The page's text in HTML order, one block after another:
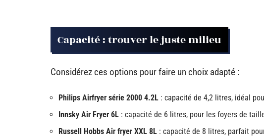
Capacité : trouver le juste milieu
Considérez ces options pour faire un choix adapté :
Philips Airfryer série 2000 4.2L : capacité de 4,2 litres, idéal
Innsky Air Fryer 6L : capacité de 6 litres, pour les foyers de
Russell Hobbs Air fryer XXL 8L : capacité de 8 litres, parfait